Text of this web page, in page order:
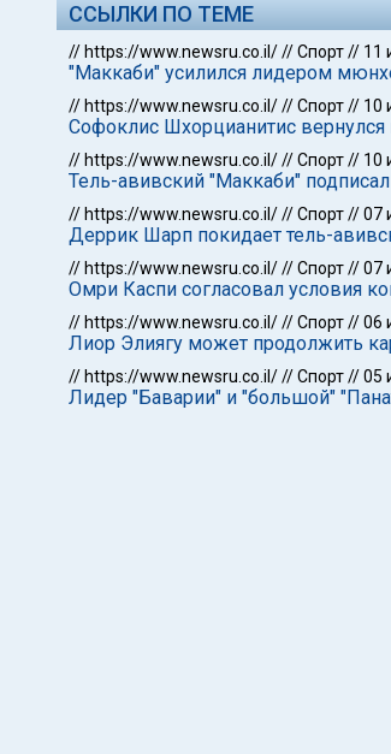
ССЫЛКИ ПО ТЕМЕ
// https://www.newsru.co.il///Спорт// 11
"Маккаби" усилился лидером
// https://www.newsru.co.il///Спорт// 10
Софоклис Шхорцианитис вернулся
// https://www.newsru.co.il///Спорт// 10
Тель-авивский "Маккаби"
// https://www.newsru.co.il///Спорт//07
Деррик Шарп покидает тель-
// https://www.newsru.co.il///Спорт//07
Омри Каспи согласовал условия
// https://www.newsru.co.il///Спорт//06
Лиор Элиягу может продолжить
// https://www.newsru.co.il///Спорт//05
Лидер "Баварии" и "большой"